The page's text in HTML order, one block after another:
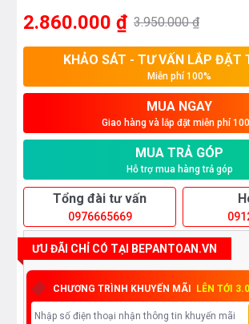
2.860.000 ₫ 3.950.000 ₫
KHẢO SÁT - TƯ VẤN LẮP ĐẶT
Miễn phí 100%
MUA NGAY
Giao hàng và lắp đặt miễn phí
MUA TRẢ GÓP
Hỗ trợ mua hàng trả góp
Tổng đài tư vấn
0976665669
ƯU ĐÃI CHỈ CÓ TẠI BEPANTOAN.VN
CHƯƠNG TRÌNH KHUYẾN MÃI LÊN TỚI